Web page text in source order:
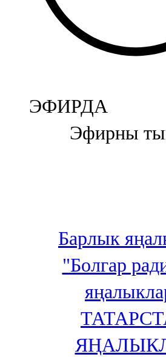
107,5 FM
Биләр
Болгар
106,0 FM
Бөгелмә
100,3 FM
106,6 FM
Кадыбаш
105,2 FM
ЭФИРДА
Эфирны
Барлык
"Болгар